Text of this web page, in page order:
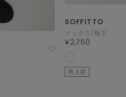
SOFFITTO
ソックス/靴下
¥2,750
再入荷